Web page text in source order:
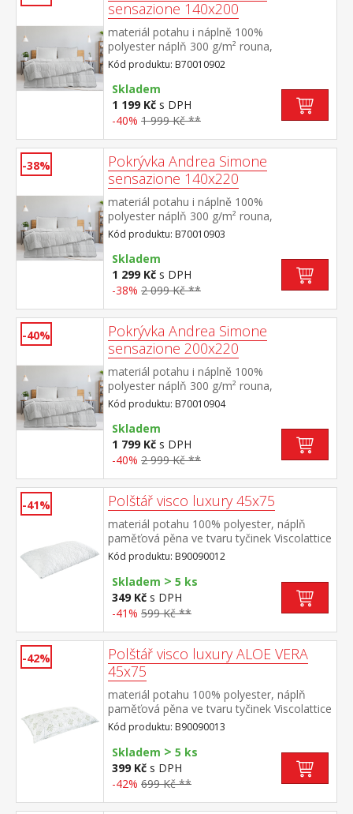
sensazione 140x200
materiál potahu i náplně 100%
polyester náplň 300 g/m² rouna,
termoregulační elegantně prošitý potah
Kód produktu: B70010902
Skladem
1 199 Kč s DPH
-40% 1 999 Kč **
-38%
Pokrývka Andrea Simone
sensazione 140x220
materiál potahu i náplně 100%
polyester náplň 300 g/m² rouna,
termoregulační elegantně prošitý potah
Kód produktu: B70010903
Skladem
1 299 Kč s DPH
-38% 2 099 Kč **
-40%
Pokrývka Andrea Simone
sensazione 200x220
materiál potahu i náplně 100%
polyester náplň 300 g/m² rouna,
termoregulační elegantně prošitý potah
Kód produktu: B70010904
Skladem
1 799 Kč s DPH
-40% 2 999 Kč **
-41% Polštář visco luxury 45x75
materiál potahu 100% polyester, náplň
paměťová pěna ve tvaru tyčinek Viscolattice
MEMORY termosenzitivní, tvarová paměť,
elegantně prošitý potah pratelný do 30 °C
Kód produktu: B90090012
Skladem > 5 ks
349 Kč s DPH
-41% 599 Kč **
-42%
Polštář visco luxury ALOE VERA
45x75
materiál potahu 100% polyester, náplň
paměťová pěna ve tvaru tyčinek Viscolattice
MEMORY termosenzitivní, tvarová paměť,
elegantně prošitý potah s ALOE
VERA pratelný do 30 °C
Kód produktu: B90090013
Skladem > 5 ks
399 Kč s DPH
-42% 699 Kč **